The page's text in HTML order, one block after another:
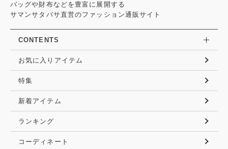
バッグや財布などを豊富に展開する
サマンサタバサ直営のファッション通販サイト
CONTENTS
お気に入りアイテム
特集
新着アイテム
ランキング
コーディネート